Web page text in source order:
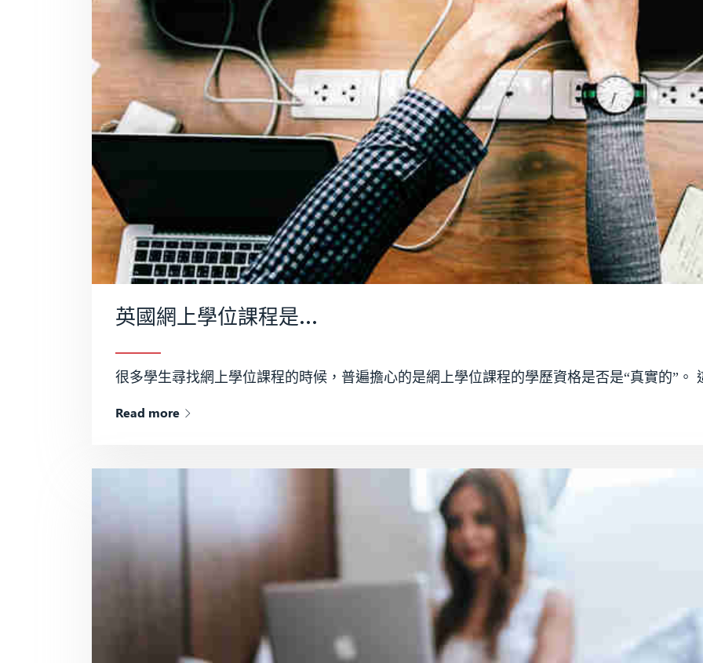
英國網上學位課程是否可信？
很多學生尋找網上學位課程的時候，普遍擔心的是網上學位課程的學歷資格是否是“真實的”
Read more